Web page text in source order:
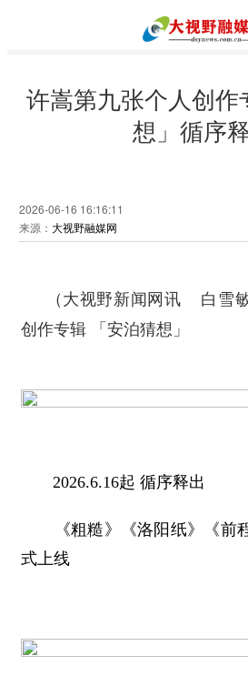
许嵩第九张个人创作
想」循序
2026-06-16 16:16:11
来源： 大视野融媒网
（大视野新闻网讯 白雪敏
创作专辑 「安泊猜想」
2026.6.16起 循序释出
《粗糙》《洛阳纸》《前
式上线